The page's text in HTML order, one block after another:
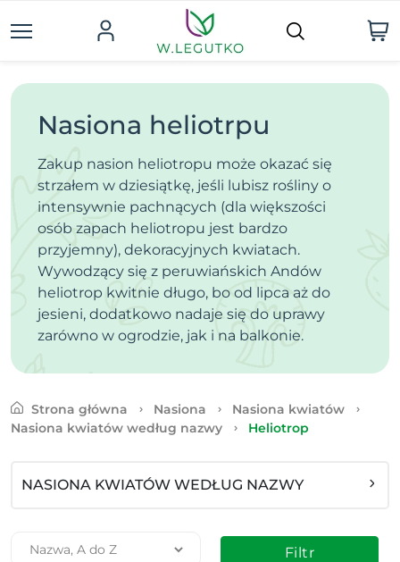
Nasiona heliotrpu
Zakup nasion heliotropu może okazać się
strzałem w dziesiątkę, jeśli lubisz rośliny o
intensywnie pachnących (dla większości
osób zapach heliotropu jest bardzo
przyjemny), dekoracyjnych kwiatach.
Wywodzący się z peruwiańskich Andów
heliotrop kwitnie długo, bo od lipca aż do
jesieni, dodatkowo nadaje się do uprawy
zarówno w ogrodzie, jak i na balkonie.
Strona główna Nasiona
Nasiona kwiatów
Nasiona kwiatów według nazwy
Heliotrop
NASIONA KWIATÓW WEDŁUG NAZWY
Filtr